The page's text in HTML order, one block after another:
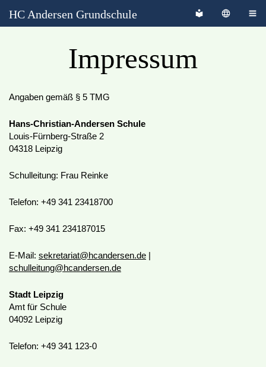
HC Andersen Grundschule
Impressum
Angaben gemäß § 5 TMG
Hans-Christian-Andersen Schule
Louis-Fürnberg-Straße 2
04318 Leipzig
Schulleitung: Frau Reinke
Telefon: +49 341 23418700
Fax: +49 341 234187015
E-Mail: sekretariat@hcandersen.de |
schulleitung@hcandersen.de
Stadt Leipzig
Amt für Schule
04092 Leipzig
Telefon: +49 341 123-0